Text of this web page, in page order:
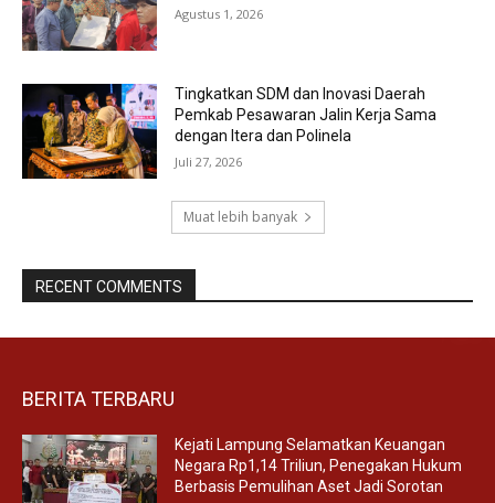
Agustus 1, 2026
Tingkatkan SDM dan Inovasi Daerah
Pemkab Pesawaran Jalin Kerja Sama
dengan Itera dan Polinela
Juli 27, 2026
Muat lebih banyak
RECENT COMMENTS
BERITA TERBARU
Kejati Lampung Selamatkan Keuangan
Negara Rp1,14 Triliun, Penegakan Hukum
Berbasis Pemulihan Aset Jadi Sorotan